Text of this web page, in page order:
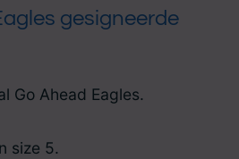
gesigneerde
Go Ahead Eagles.
size 5.